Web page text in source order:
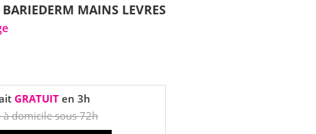
MAINS LEVRES
GRATUITen 3h
à domicile sous 72h